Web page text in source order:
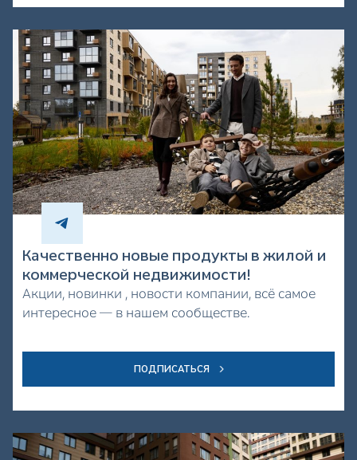
Качественно новые продукты в жилой и
коммерческой недвижимости!
Акции, новинки , новости компании, всё самое
интересное — в нашем сообществе.
ПОДПИСАТЬСЯ